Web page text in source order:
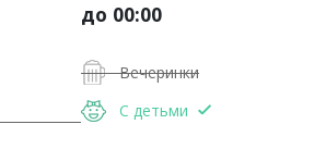
до 00:00
Вечеринки
С детьми